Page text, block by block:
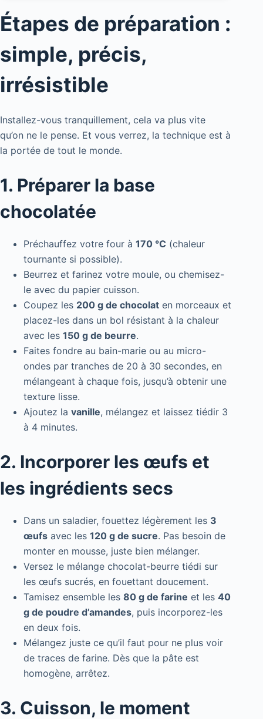
Étapes de préparation :
simple, précis,
irrésistible
Installez-vous tranquillement, cela va plus vite
qu’on ne le pense. Et vous verrez, la technique est à
la portée de tout le monde.
1. Préparer la base
chocolatée
Préchauffez votre four à 170 °C (chaleur
tournante si possible).
Beurrez et farinez votre moule, ou chemisez-
le avec du papier cuisson.
Coupez les 200 g de chocolat en morceaux et
placez-les dans un bol résistant à la chaleur
avec les 150 g de beurre.
Faites fondre au bain-marie ou au micro-
ondes par tranches de 20 à 30 secondes, en
mélangeant à chaque fois, jusqu’à obtenir une
texture lisse.
Ajoutez la vanille, mélangez et laissez tiédir 3
à 4 minutes.
2. Incorporer les œufs et
les ingrédients secs
Dans un saladier, fouettez légèrement les 3
œufs avec les 120 g de sucre. Pas besoin de
monter en mousse, juste bien mélanger.
Versez le mélange chocolat-beurre tiédi sur
les œufs sucrés, en fouettant doucement.
Tamisez ensemble les 80 g de farine et les 40
g de poudre d’amandes, puis incorporez-les
en deux fois.
Mélangez juste ce qu’il faut pour ne plus voir
de traces de farine. Dès que la pâte est
homogène, arrêtez.
3. Cuisson, le moment